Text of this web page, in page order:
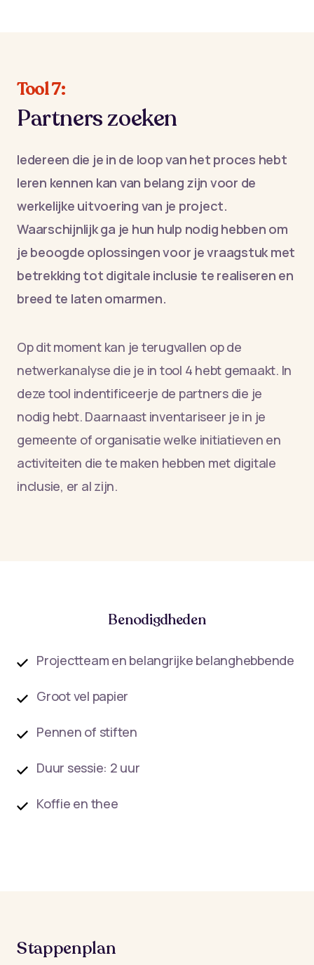
Tool 7:
Partners zoeken
Iedereen die je in de loop van het proces hebt
leren kennen kan van belang zijn voor de
werkelijke uitvoering van je project.
Waarschijnlijk ga je hun hulp nodig hebben om
je beoogde oplossingen voor je vraagstuk met
betrekking tot digitale inclusie te realiseren en
breed te laten omarmen.
Op dit moment kan je terugvallen op de
netwerkanalyse die je in tool 4 hebt gemaakt. In
deze tool indentificeerje de partners die je
nodig hebt. Daarnaast inventariseer je in je
gemeente of organisatie welke initiatieven en
activiteiten die te maken hebben met digitale
inclusie, er al zijn.
Benodigdheden
Projectteam en belangrijke belanghebbende
Groot vel papier
Pennen of stiften
Duur sessie: 2 uur
Koffie en thee
Stappenplan